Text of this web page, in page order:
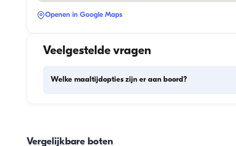
Openen in Google Maps
Veelgestelde vragen
Welke maaltijdopties zijn er aan boord?
bemanning overlaten. De bereiding van de maaltijden wordt
Vergelijkbare boten